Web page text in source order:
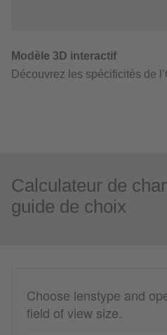
Calculateur de
guide de choix